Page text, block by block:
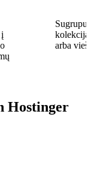
arba
Hostinger